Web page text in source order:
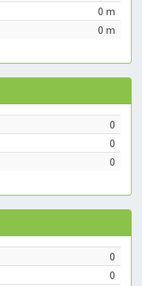
0 m
0 m
0
0
0
0
0